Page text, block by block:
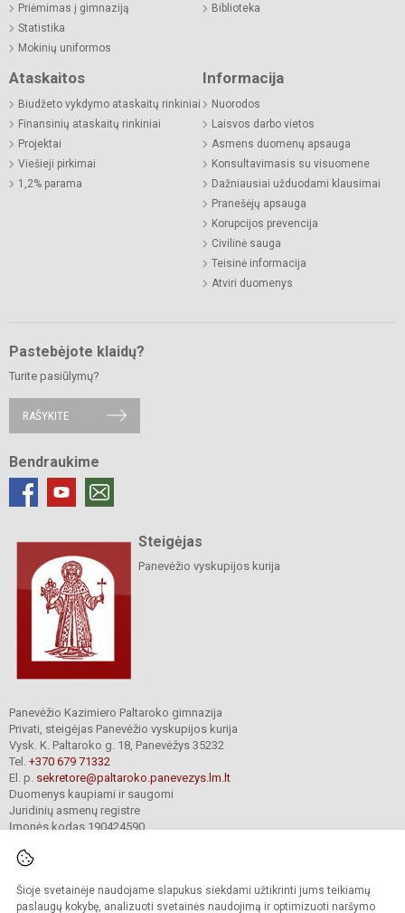
Šioje svetainėje naudojame slapukus siekdami užtikrinti jums teikiamų
paslaugų kokybę, analizuoti svetainės naudojimą ir optimizuoti naršymo
Priėmimas į gimnaziją
Statistika
Mokinių uniformos
Biblioteka
Ataskaitos
Biudžeto vykdymo ataskaitų rinkiniai
Finansinių ataskaitų rinkiniai
Projektai
Viešieji pirkimai
1,2% parama
Informacija
Nuorodos
Laisvos darbo vietos
Asmens duomenų apsauga
Konsultavimasis su visuomene
Dažniausiai užduodami klausimai
Pranešėjų apsauga
Korupcijos prevencija
Civilinė sauga
Teisinė informacija
Atviri duomenys
Pastebėjote klaidų?
Turite pasiūlymų?
RAŠYKITE
Bendraukime
Steigėjas
Panevėžio vyskupijos kurija
Panevėžio Kazimiero Paltaroko gimnazija
Privati, steigėjas Panevėžio vyskupijos kurija
Vysk. K. Paltaroko g. 18, Panevėžys 35232
Tel. +370 679 71332
El. p. sekretore@paltaroko.panevezys.lm.lt
Duomenys kaupiami ir saugomi
Juridinių asmenų registre
Įmonės kodas 190424590
© 2023. Panevėžio Kazimiero Paltaroko gimnazija. Visos teisės saugomos.
Kopijuoti turinį be raštiško įstaigos administracijos sutikimo griežtai draudžiama.